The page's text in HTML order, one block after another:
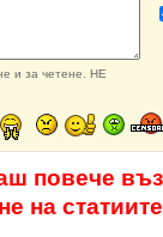
и за четене. НЕ
повече
на статиите